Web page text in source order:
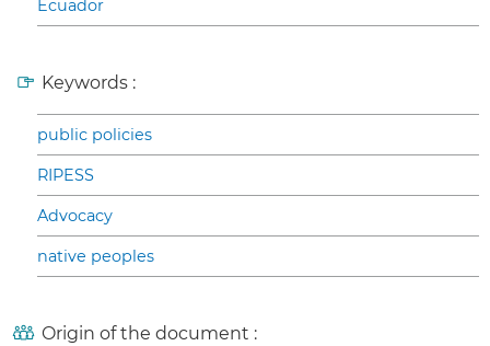
Ecuador
Keywords :
public policies
RIPESS
Advocacy
native peoples
Origin of the document :